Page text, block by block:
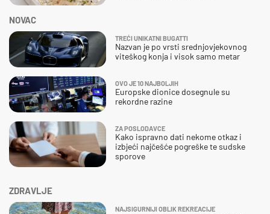
ZDRAVLJE
NAJSIGURNIJI OBLIK REKREACIJE
NOVAC
TREĆI UNIKATNI BUGATTI
Nazvan je po vrsti srednjovjekovnog
viteškog konja i visok samo metar
OVO JE 10 NAJBOLJIH
Europske dionice dosegnule su
rekordne razine
ZA POSLODAVCE
Kako ispravno dati nekome otkaz i
izbjeći najčešće pogreške te sudske
sporove